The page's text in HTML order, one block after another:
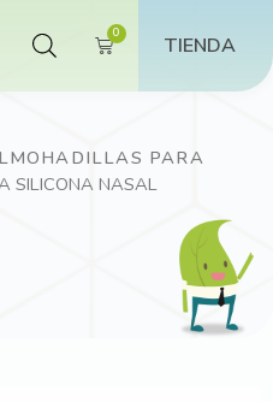
TIENDA
PARA
SILICONA NASAL